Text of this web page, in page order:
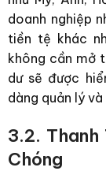
doanh nghiệp
tiền tệ khác
không cần mở
dư sẽ được
dàng quản lý
3.2. Thanh
Chóng